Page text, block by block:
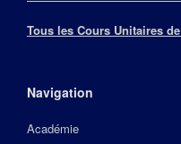
Tous les Cours Unitaires
Navigation
Académie